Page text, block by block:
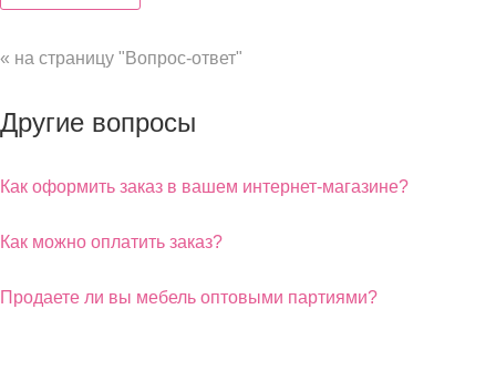
« на страницу "Вопрос-ответ"
Другие вопросы
Как оформить заказ в вашем интернет-магазине?
Как можно оплатить заказ?
Продаете ли вы мебель оптовыми партиями?